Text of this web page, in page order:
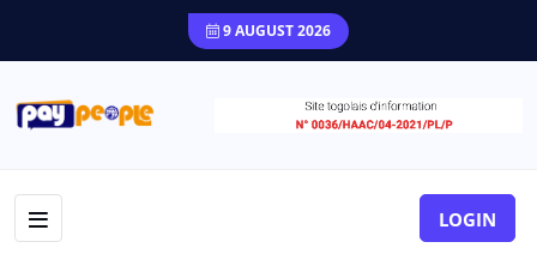
9 AUGUST 2026
LOGIN